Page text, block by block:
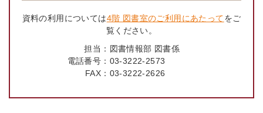
資料の利用については4階 図書室のご利用にあたってをご
覧ください。
担当： 図書情報部 図書係
電話番号： 03-3222-2573
FAX： 03-3222-2626